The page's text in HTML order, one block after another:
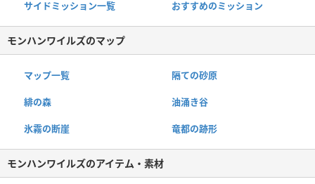
サイドミッション一覧 おすすめのミッション
モンハンワイルズのマップ
マップ一覧 隔ての砂原
緋の森 油涌き谷
氷霧の断崖 竜都の跡形
モンハンワイルズのアイテム・素材